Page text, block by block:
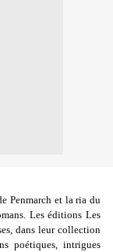
Penmarch et la ria du
Les éditions Les
dans leur collection
poétiques, intrigues